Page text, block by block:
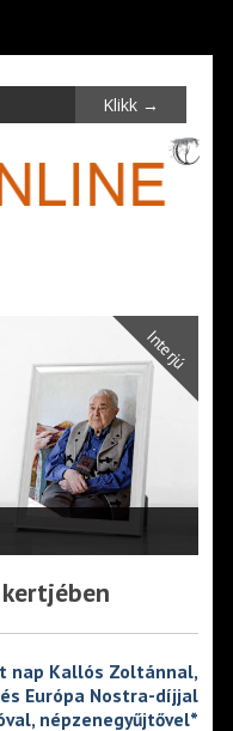
Interjú
nap Kallós Zoltánnal,
Európa Nostra-díjjal
népzenegyűjtővel*